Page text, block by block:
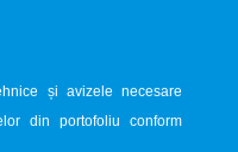
și avizele necesare
din portofoliu conform